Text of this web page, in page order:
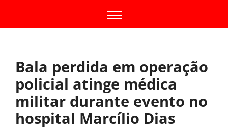
Bala perdida em operação
policial atinge médica
militar durante evento no
hospital Marcílio Dias